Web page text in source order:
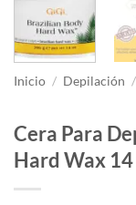
Inicio / Depilación /
Cera Para
Hard Wax